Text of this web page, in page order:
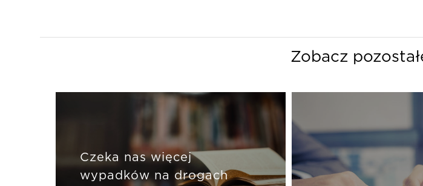
Zobacz
Czeka nas więcej
wypadków na drogach